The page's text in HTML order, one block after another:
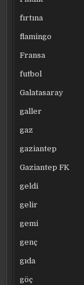
fırtına
flamingo
Fransa
futbol
Galatasaray
galler
gaz
gaziantep
Gaziantep FK
geldi
gelir
gemi
genç
gıda
göç